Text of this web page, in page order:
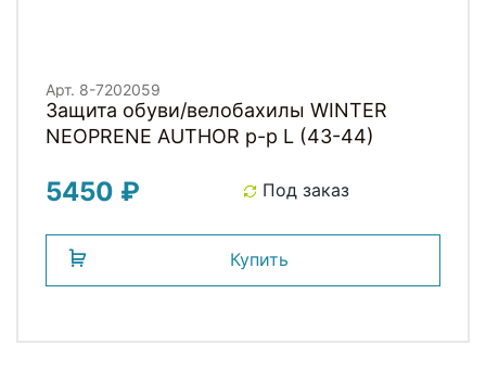
Арт. 8-7202059
Защита обуви/велобахилы WINTER
NEOPRENE AUTHOR р-р L (43-44)
5450 ₽ Под заказ
Купить